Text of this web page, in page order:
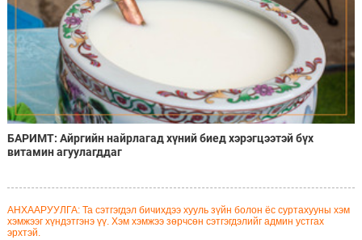
БАРИМТ: Айргийн найрлагад хүний биед хэрэгцээтэй бүх
витамин агуулагддаг
АНХААРУУЛГА: Та сэтгэгдэл бичихдээ хууль зүйн болон ёс суртахууны хэм
хэмжээг хүндэтгэнэ үү. Хэм хэмжээ зөрчсөн сэтгэгдэлийг админ устгах
эрхтэй.